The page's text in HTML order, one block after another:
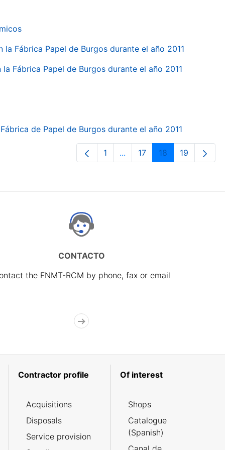
Fábrica Papel de Burgos durante el año 2011
Fábrica Papel de Burgos durante el año 2011
de Papel de Burgos durante el año 2011
Page
1 ...Intermediate Pages Use
Page
17 Page
18 Page
19
CONTACTO
the FNMT-RCM by phone, fax or email
Contractor profile
Acquisitions
Disposals
Service provision
Of interest
Shops
Catalogue
(Spanish)